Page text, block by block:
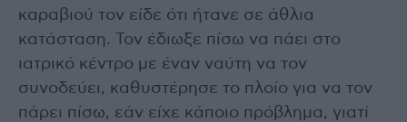
καραβιού τον είδε ότι ήτανε σε άθλια
κατάσταση. Τον έδιωξε πίσω να πάει στο
ιατρικό κέντρο με έναν ναύτη να τον
συνοδεύει, καθυστέρησε το πλοίο για να τον
πάρει πίσω, εάν είχε κάποιο πρόβλημα, γιατί